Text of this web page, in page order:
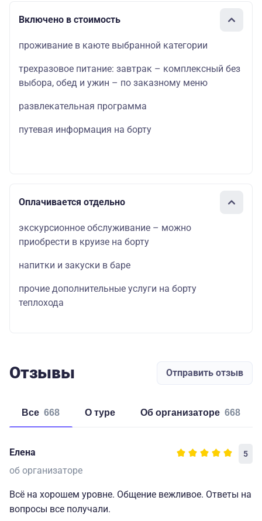
Включено в стоимость
проживание в каюте выбранной категории
трехразовое питание: завтрак – комплексный без
выбора, обед и ужин – по заказному меню
развлекательная программа
путевая информация на борту
Оплачивается отдельно
экскурсионное обслуживание – можно
приобрести в круизе на борту
напитки и закуски в баре
прочие дополнительные услуги на борту
теплохода
Отзывы Отправить отзыв
Все 668 о туре об организаторе 668
Елена 5
об организаторе
Всё на хорошем уровне. Общение вежливое. Ответы на
вопросы все получали.